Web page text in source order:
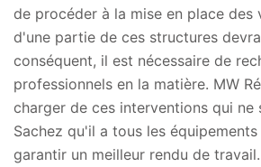
de procéder à la mise en place des
d'une partie de ces structures
conséquent, il est nécessaire de
professionnels en la matière. MW
charger de ces interventions qui ne
Sachez qu'il a tous les
garantir un meilleur rendu de